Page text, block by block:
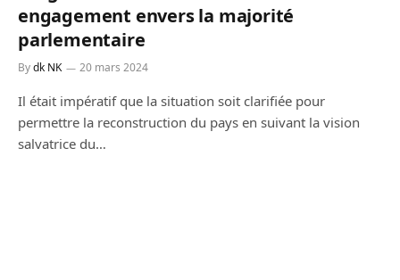
engagement envers la majorité
parlementaire
Bydk NK 20 mars 2024
Il était impératif que la situation soit clarifiée pour
permettre la reconstruction du pays en suivant la vision
salvatrice du…